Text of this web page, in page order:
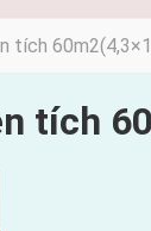
tích
tích